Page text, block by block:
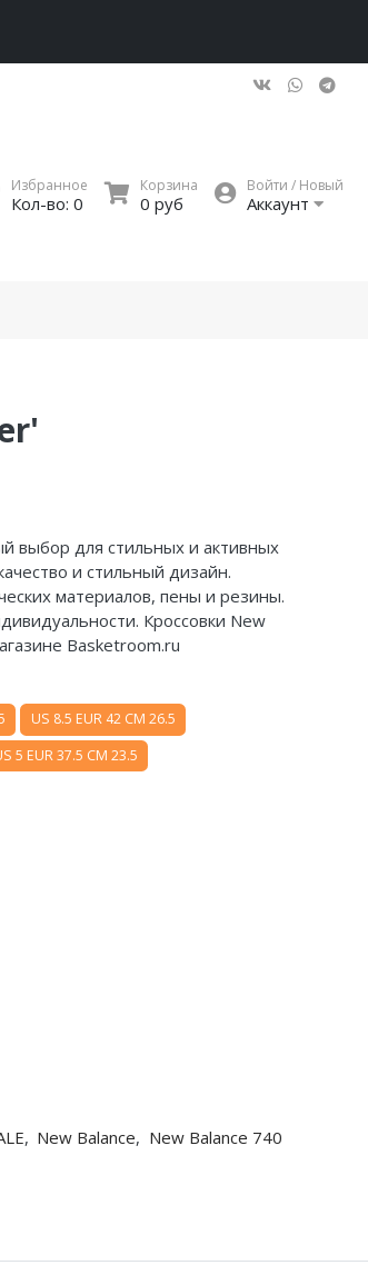
Избранное
Кол-во: 0
Корзина
0 руб
Войти / Новый
Аккаунт
выбор для стильных и активных
и стильный дизайн.
материалов, пены и резины.
Кроссовки New
Basketroom.ru
US 8.5 EUR 42 CM 26.5
5 EUR 37.5 CM 23.5
, New Balance, New Balance 740